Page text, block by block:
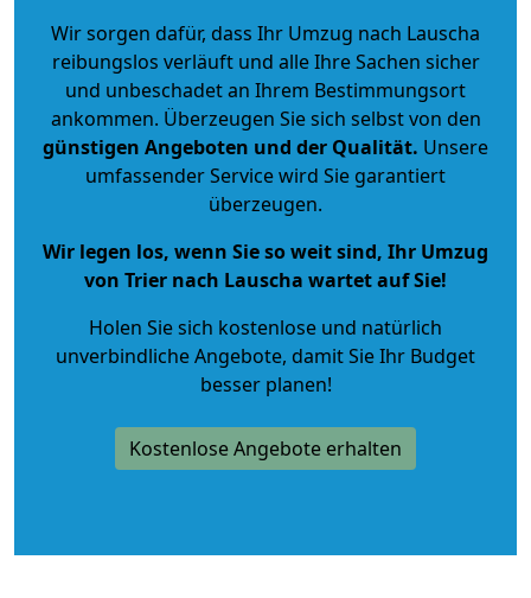
Wir sorgen dafür, dass Ihr Umzug nach Lauscha
reibungslos verläuft und alle Ihre Sachen sicher
und unbeschadet an Ihrem Bestimmungsort
ankommen. Überzeugen Sie sich selbst von den
günstigen Angeboten und der Qualität. Unsere
umfassender Service wird Sie garantiert
überzeugen.
Wir legen los, wenn Sie so weit sind, Ihr Umzug
von Trier nach Lauscha wartet auf Sie!
Holen Sie sich kostenlose und natürlich
unverbindliche Angebote, damit Sie Ihr Budget
besser planen!
Kostenlose Angebote erhalten